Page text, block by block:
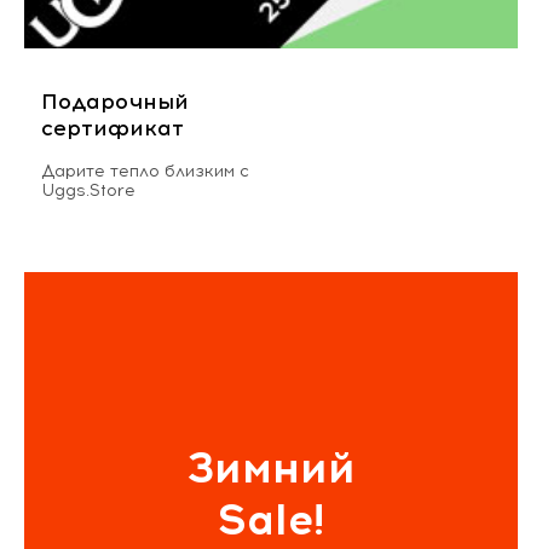
Подарочный
сертификат
Дарите тепло близким с
Uggs.Store
Зимний
Sale!